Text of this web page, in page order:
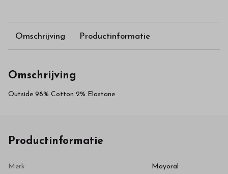
Omschrijving Productinformatie
Omschrijving
Outside 98% Cotton 2% Elastane
Productinformatie
Merk Mayoral